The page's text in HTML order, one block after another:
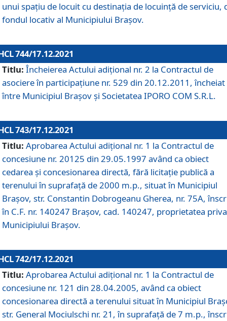
unui spațiu de locuit cu destinația de locuință de serviciu,
fondul locativ al Municipiului Brașov.
744/17.12.2021
Titlu: Încheierea Actului adițional nr. 2 la Contractul de
asociere în participațiune nr. 529 din 20.12.2011, încheiat
între Municipiul Brașov și Societatea IPORO COM S.R.L.
743/17.12.2021
Titlu: Aprobarea Actului adiţional nr. 1 la Contractul de
concesiune nr. 20125 din 29.05.1997 având ca obiect
cedarea și concesionarea directă, fără licitație publică a
terenului în suprafață de 2000 m.p., situat în Municipiul
Brașov, str. Constantin Dobrogeanu Gherea, nr. 75A,
în C.F. nr. 140247 Brașov, cad. 140247, proprietatea
Municipiului Brașov.
742/17.12.2021
Titlu: Aprobarea Actului adiţional nr. 1 la Contractul de
concesiune nr. 121 din 28.04.2005, având ca obiect
concesionarea directă a terenului situat în Municipiul
str. General Mociulschi nr. 21, în suprafață de 7 m.p.,